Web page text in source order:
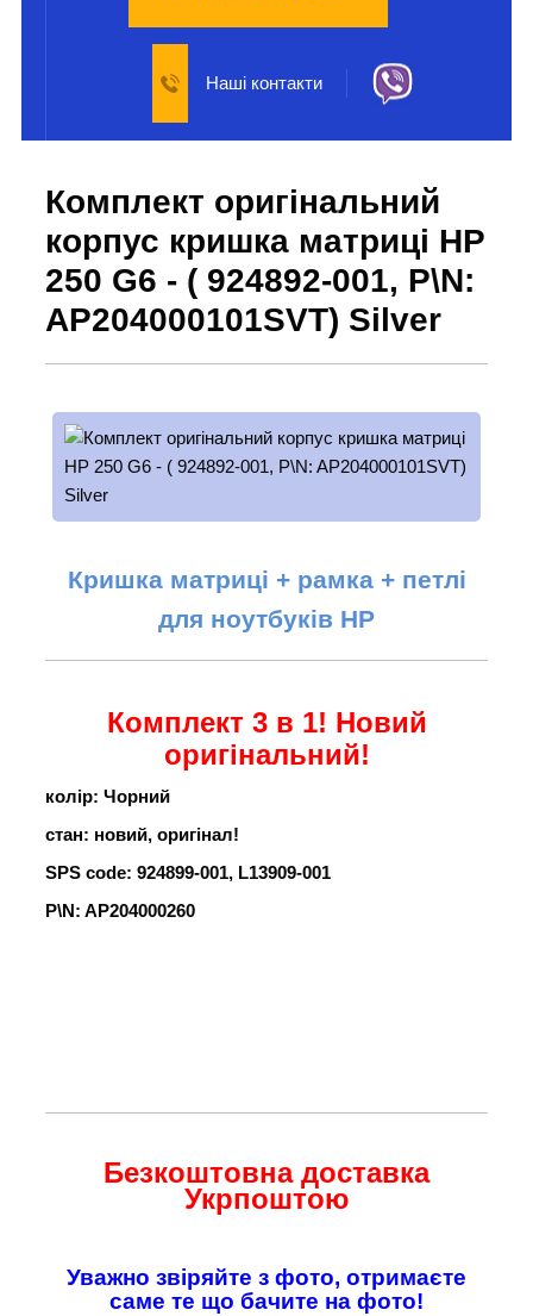
Наші контакти
Комплект оригінальний
корпус кришка матриці HP
250 G6 - ( 924892-001, P\N:
AP204000101SVT) Silver
Кришка матриці + рамка + петлі
для ноутбуків HP
Комплект 3 в 1! Новий
оригінальний!
колір: Чорний
стан: новий, оригінал!
SPS code: 924899-001, L13909-001
P\N: AP204000260
Безкоштовна доставка
Укрпоштою
Уважно звіряйте з фото, отримаєте
саме те що бачите на фото!